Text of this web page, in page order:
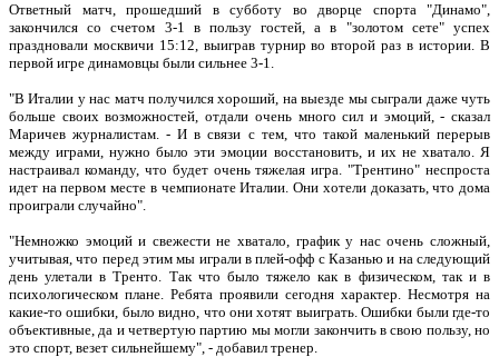
Ответный матч, прошедший в субботу во дворце спорта "Динамо",
закончился со счетом 3-1 в пользу гостей, а в "золотом сете" успех
праздновали москвичи 15:12, выиграв турнир во второй раз в истории. В
первой игре динамовцы были сильнее 3-1.
"В Италии у нас матч получился хороший, на выезде мы сыграли даже чуть
больше своих возможностей, отдали очень много сил и эмоций, - сказал
Маричев журналистам. - И в связи с тем, что такой маленький перерыв
между играми, нужно было эти эмоции восстановить, и их не хватало. Я
настраивал команду, что будет очень тяжелая игра. "Трентино" неспроста
идет на первом месте в чемпионате Италии. Они хотели доказать, что дома
проиграли случайно".
"Немножко эмоций и свежести не хватало, график у нас очень сложный,
учитывая, что перед этим мы играли в плей-офф с Казанью и на следующий
день улетали в Тренто. Так что было тяжело как в физическом, так и в
психологическом плане. Ребята проявили сегодня характер. Несмотря на
какие-то ошибки, было видно, что они хотят выиграть. Ошибки были где-то
объективные, да и четвертую партию мы могли закончить в свою пользу, но
это спорт, везет сильнейшему", - добавил тренер.